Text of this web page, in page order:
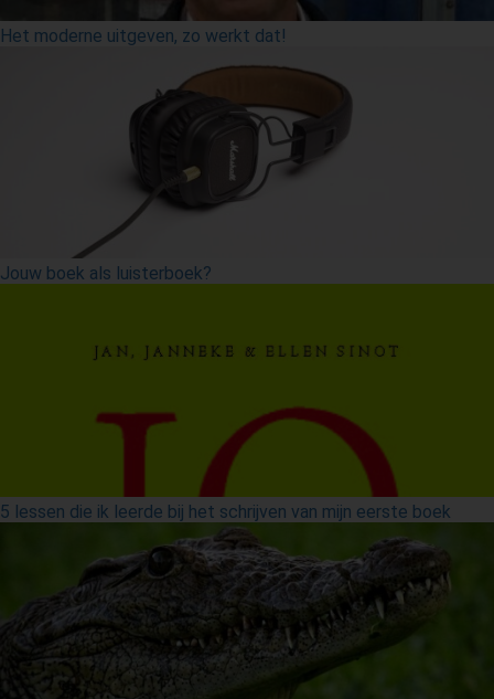
Het moderne uitgeven, zo werkt dat!
Jouw boek als luisterboek?
5 lessen die ik leerde bij het schrijven van mijn eerste boek